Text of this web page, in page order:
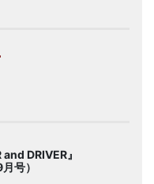
DRIVER』
号）